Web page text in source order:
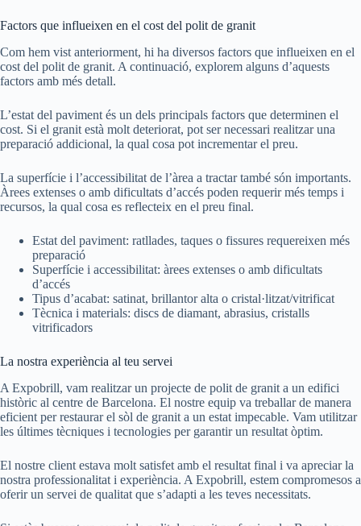
Factors que influeixen en el cost del polit de granit
Com hem vist anteriorment, hi ha diversos factors que influeixen en el
cost del polit de granit. A continuació, explorem alguns d’aquests
factors amb més detall.
L’estat del paviment és un dels principals factors que determinen el
cost. Si el granit està molt deteriorat, pot ser necessari realitzar una
preparació addicional, la qual cosa pot incrementar el preu.
La superfície i l’accessibilitat de l’àrea a tractar també són importants.
Àrees extenses o amb dificultats d’accés poden requerir més temps i
recursos, la qual cosa es reflecteix en el preu final.
Estat del paviment: ratllades, taques o fissures requereixen més
preparació
Superfície i accessibilitat: àrees extenses o amb dificultats
d’accés
Tipus d’acabat: satinat, brillantor alta o cristal·litzat/vitrificat
Tècnica i materials: discs de diamant, abrasius, cristalls
vitrificadors
La nostra experiència al teu servei
A Expobrill, vam realitzar un projecte de polit de granit a un edifici
històric al centre de Barcelona. El nostre equip va treballar de manera
eficient per restaurar el sòl de granit a un estat impecable. Vam utilitzar
les últimes tècniques i tecnologies per garantir un resultat òptim.
El nostre client estava molt satisfet amb el resultat final i va apreciar la
nostra professionalitat i experiència. A Expobrill, estem compromesos a
oferir un servei de qualitat que s’adapti a les teves necessitats.